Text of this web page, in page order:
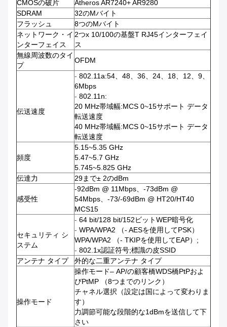
CMOSの破片
Atheros AR7240+ AR9280
SDRAM
32のMバイト
フラッシュ
8つのMバイト
ネットワーク・イ
ンターフェイス
2つx 10/100の基盤T RJ45インターフェイ
ス
無線周波数のタイ
プ
OFDM
伝送速度
- 802.11a:54、48、36、24、18、12、9、
6Mbps
- 802.11n:
20 MHz帯域幅:MCS 0~15サポート データ
転送速度
40 MHz帯域幅:MCS 0~15サポート データ
転送速度
頻度
5.15~5.35 GHz
5.47~5.7 GHz
5.745~5.825 GHz
伝達力
29まで± 2のdBm
感受性
-92dBm @ 11Mbps、-73dBm @
54Mbps、-73/-69dBm @ HT20/HT40
MCS15
セキュリティ シ
ステム
- 64 bit/128 bit/152ビットWEP暗号化
- WPA/WPA2 （- AESを使用してPSK）
WPA/WPA2 （- TKIPを使用してEAP）;
- 802.1x認証符号;標識の皮SSID
アンテナ タイプ
外的な二重アンテナ タイプ
操作モード
操作モード– AP/の顧客橋WDS橋PtPおよ
びPtMP （8つまでのリンク）
チャネル選択（設定は国によって変わりま
す）
力調節可能な段階的な1dBmを送信して下
さい